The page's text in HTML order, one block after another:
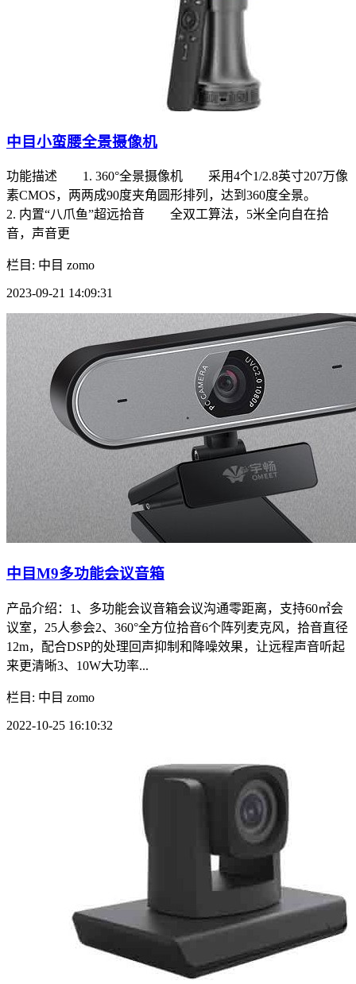
中目小蛮腰全景摄像机
功能描述 1. 360°全景摄像机 采用4个1/2.8英寸207万像
素CMOS，两两成90度夹角圆形排列，达到360度全景。
2. 内置“八爪鱼”超远拾音 全双工算法，5米全向自在拾
音，声音更
栏目: 中目 zomo
2023-09-21 14:09:31
中目M9多功能会议音箱
产品介绍：1、多功能会议音箱会议沟通零距离，支持60㎡会
议室，25人参会2、360°全方位拾音6个阵列麦克风，拾音直径
12m，配合DSP的处理回声抑制和降噪效果，让远程声音听起
来更清晰3、10W大功率...
栏目: 中目 zomo
2022-10-25 16:10:32